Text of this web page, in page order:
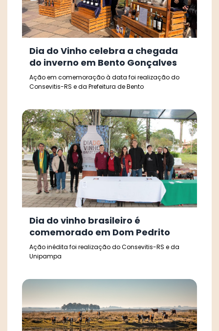
Dia do Vinho celebra a chegada
do inverno em Bento Gonçalves
Ação em comemoração à data foi realização do
Consevitis-RS e da Prefeitura de Bento
Dia do vinho brasileiro é
comemorado em Dom Pedrito
Ação inédita foi realização do Consevitis-RS e da
Unipampa